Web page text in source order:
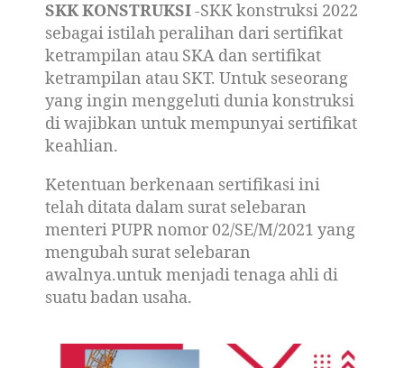
SKK KONSTRUKSI-SKK konstruksi 2022
sebagai istilah peralihan dari sertifikat
ketrampilan atau SKA dan sertifikat
ketrampilan atau SKT. Untuk seseorang
yang ingin menggeluti dunia konstruksi
di wajibkan untuk mempunyai sertifikat
keahlian.
Ketentuan berkenaan sertifikasi ini
telah ditata dalam surat selebaran
menteri PUPR nomor 02/SE/M/2021 yang
mengubah surat selebaran
awalnya.untuk menjadi tenaga ahli di
suatu badan usaha.